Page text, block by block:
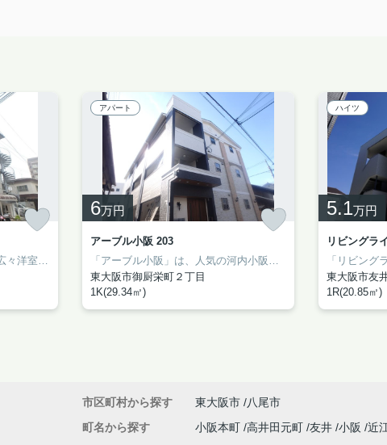
河内小阪を中心に東大阪
ット（wi-fi対応）も無料で使い放題！当社なら初期費用を抑えて契約出来ます
「近鉄河内永和、徒歩5分」、広々洋室・オートロック・大型バイク駐輪可、内装キレイで周辺施設充実。これはなかなかおすすめです！
アパート
6万円
アーブル小阪 203
「アーブル小阪」は、人気の河内小阪駅から徒歩10分圏内にあるハイツタイプの物件です！
東大阪市御厨栄町２丁目
1K(29.34㎡)
ハイツ
5.1万円
リビングラ
東大阪市友
1R(20.85㎡)
市区町村から探す 東大阪市
八尾市
町名から探す
小阪本町 高井田元町 友井 小阪 近